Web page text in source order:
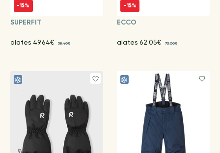
-15%
SUPERFIT
alates 49.64€ 58.40€
-15%
ECCO
alates 62.05€ 73.00€